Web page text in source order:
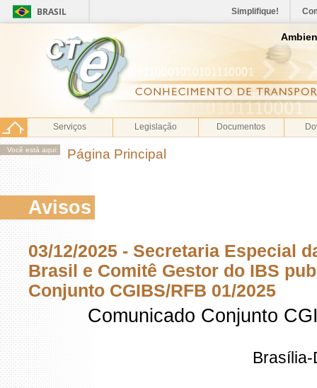
BRASIL Simplifique!
Serviços Legislação Documentos
Você está aqui: Página Principal
Avisos
03/12/2025 - Secretaria Especial
Brasil e Comitê Gestor do IBS
Conjunto CGIBS/RFB 01/2025
Comunicado Conjunto
Brasília-